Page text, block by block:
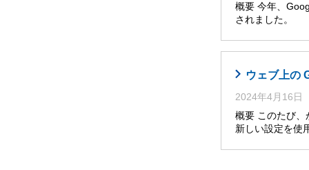
概要 今年、
されました。
ウェブ上の
2024年4月16日
概要 このたび、
新しい設定を使